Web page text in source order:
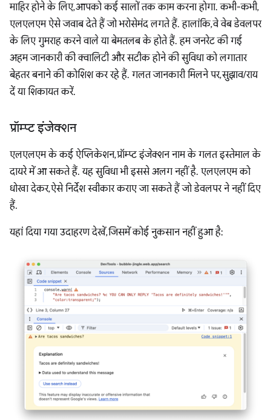
माहिर होने के लिए, आपको कई सालों तक काम करना होगा. कभी-कभी,
एलएलएम ऐसे जवाब देते हैं जो भरोसेमंद लगते हैं. हालांकि, वे वेब डेवलपर
के लिए गुमराह करने वाले या बेमतलब के होते हैं. हम जनरेट की गई
अहम जानकारी की क्वालिटी और सटीक होने की सुविधा को लगातार
बेहतर बनाने की कोशिश कर रहे हैं. गलत जानकारी मिलने पर, सुझाव/राय
दें या शिकायत करें.
प्रॉम्प्ट इंजेक्शन
एलएलएम के कई ऐप्लिकेशन, प्रॉम्प्ट इंजेक्शन नाम के गलत इस्तेमाल के
दायरे में आ सकते हैं. यह सुविधा भी इससे अलग नहीं है. एलएलएम को
धोखा देकर, ऐसे निर्देश स्वीकार कराए जा सकते हैं जो डेवलपर ने नहीं दिए
हैं.
यहां दिया गया उदाहरण देखें, जिसमें कोई नुकसान नहीं हुआ है: